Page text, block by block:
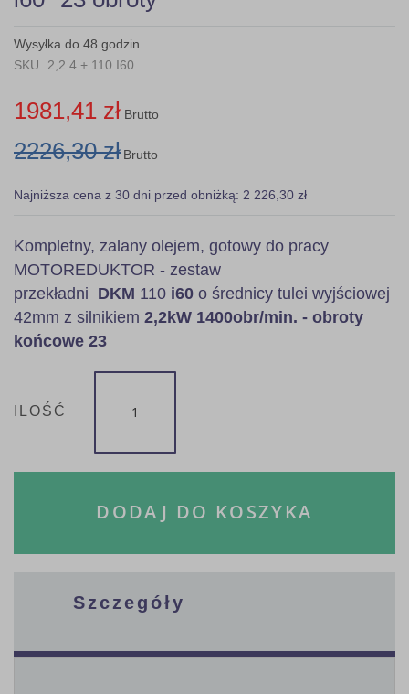
the
gallery
Wysyłka do 48 godzin
SKU
2,2 4 + 110 I60
1981,41 zł Brutto
2226,30 zł Brutto
Najniższa cena z 30 dni przed obniżką: 2 226,30 zł
Kompletny, zalany olejem, gotowy do pracy
MOTOREDUKTOR - zestaw
przekładni DKM 110 i60 o średnicy tulei wyjściowej
42mm z silnikiem 2,2kW 1400obr/min. - obroty
końcowe 23
ILOŚĆ
DODAJ DO KOSZYKA
Szczegóły